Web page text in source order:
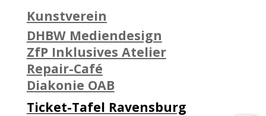
Kunstverein
DHBW Mediendesign
ZfP Inklusives Atelier
Repair-Café
Diakonie OAB
Ticket-Tafel Ravensburg